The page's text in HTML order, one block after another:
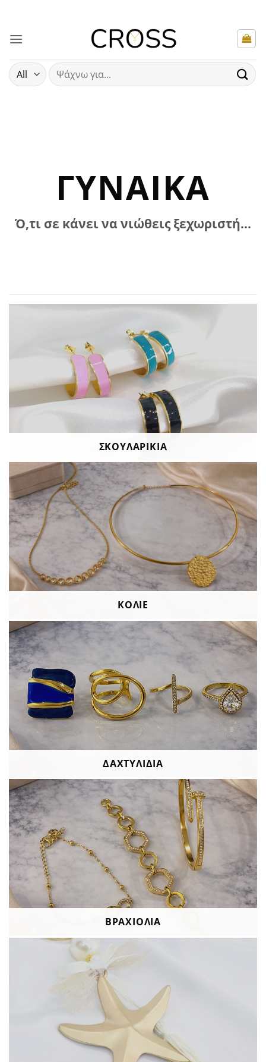
περιεχόμενο
Αναζήτηση
για:
ΓΥΝΑΊΚΑ
Ό,τι σε κάνει να νιώθεις ξεχωριστή...
ΣΚΟΥΛΑΡΙΚΙΑ
ΚΟΛΙΕ
ΔΑΧΤΥΛΙΔΙΑ
ΒΡΑΧΙΟΛΙΑ